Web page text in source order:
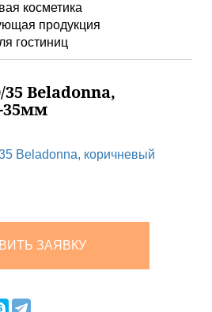
косметика
продукция
гостиниц
Beladonna,
35мм
ЗАЯВКУ